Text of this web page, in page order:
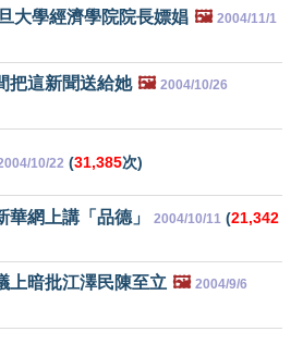
大學經濟學院院長嫖娼 🖼️ 2004/11/1
把這新聞送給她 🖼️ 2004/10/26
10/22 (31,385次)
華網上講「品德」 2004/10/11 (21,342
上暗批江澤民陳至立 🖼️ 2004/9/6